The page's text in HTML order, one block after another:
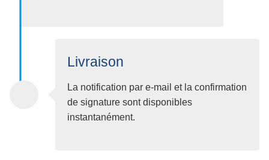
Livraison
La notification par e-mail et la confirmation
de signature sont disponibles
instantanément.